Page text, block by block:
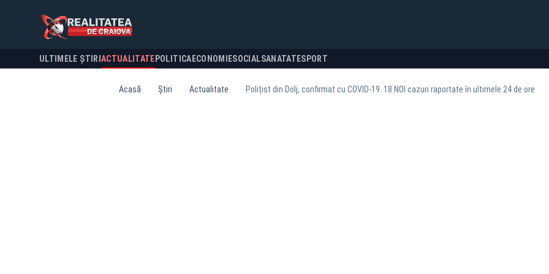
ULTIMELE ȘTIRI ACTUALITATE POLITICA ECONOMIESOCIALSANATATESPORT
Acasă Știri Actualitate Polițist din Dolj, confirmat cu COVID-19. 18 NOI cazuri raportate în ultimele 24 de ore